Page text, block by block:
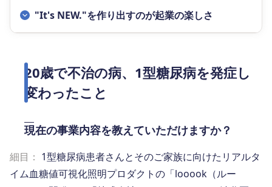
"It's NEW."を作り出すのが起業の楽しさ
20歳で不治の病、1型糖尿病を発症し
変わったこと
現在の事業内容を教えていただけますか？
細目： 1型糖尿病患者さんとそのご家族に向けたリアルタ
イム血糖値可視化照明プロダクトの「looook（ルー